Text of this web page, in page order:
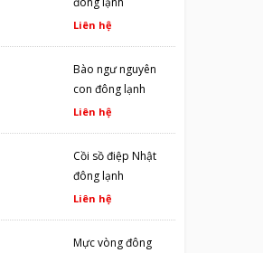
Liên hệ
Bào ngư nguyên
con đông lạnh
Liên hệ
Cồi sồ điệp Nhật
đông lạnh
Liên hệ
Mực vòng đông